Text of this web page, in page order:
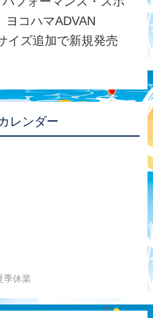
ヨコハマADVAN
イズ追加で新規発売
レンダー
季休業